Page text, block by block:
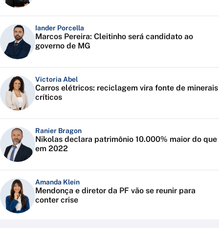
Iander Porcella
Marcos Pereira: Cleitinho será candidato ao
governo de MG
Victoria Abel
Carros elétricos: reciclagem vira fonte de minerais
críticos
Ranier Bragon
Nikolas declara patrimônio 10.000% maior do que
em 2022
Amanda Klein
Mendonça e diretor da PF vão se reunir para
conter crise